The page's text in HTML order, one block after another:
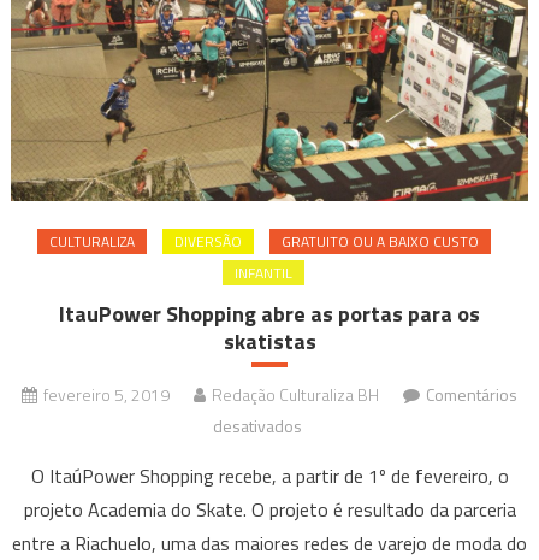
CULTURALIZA DIVERSÃO
GRATUITO OU A BAIXO CUSTO
INFANTIL
ItauPower Shopping abre as portas para os
skatistas
fevereiro 5, 2019 Redação Culturaliza BH
Comentários
desativados
Shopping
abre
as
O ItaúPower Shopping recebe, a partir de 1º de fevereiro, o
projeto Academia do Skate. O projeto é resultado da parceria
entre a Riachuelo, uma das maiores redes de varejo de moda do